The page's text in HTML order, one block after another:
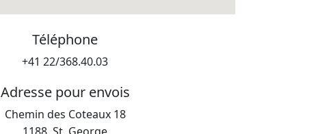
Téléphone
+41 22/368.40.03
Adresse pour envois
Chemin des Coteaux 18